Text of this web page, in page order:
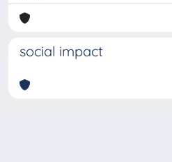
social impact